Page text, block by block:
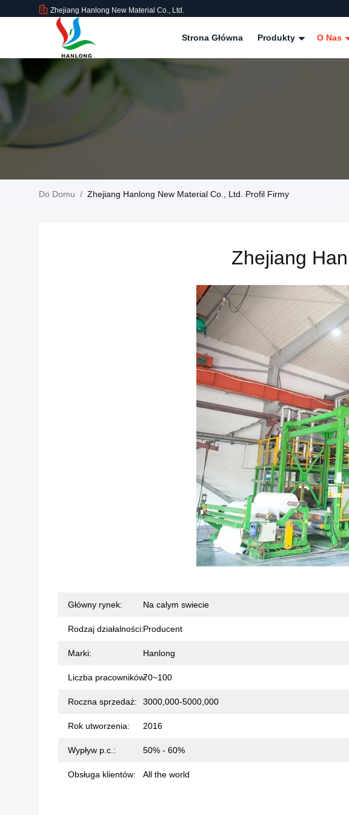
Zhejiang Hanlong New Material Co., Ltd.
Strona Główna Produkty O Nas
Do Domu / Zhejiang Hanlong New Material Co., Ltd. Profil Firmy
Zhejiang
Główny rynek: Na calym swiecie
Rodzaj działalności:Producent
Marki: Hanlong
Liczba pracowników:70~100
Roczna sprzedaż: 3000,000-5000,000
Rok utworzenia: 2016
Wypływ p.c.: 50% - 60%
Obsługa klientów: All the world